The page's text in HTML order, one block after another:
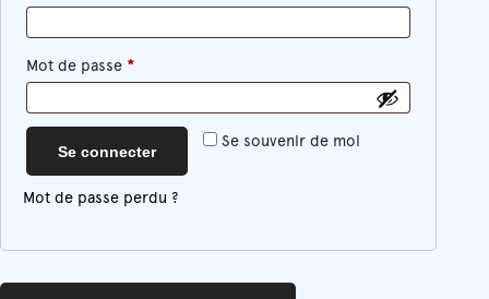
Mot de passe *Obligatoire
Se souvenir de moi
Se connecter
Mot de passe perdu ?